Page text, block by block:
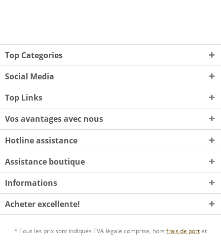
Top Categories
Social Media
Top Links
Vos avantages avec nous
Hotline assistance
Assistance boutique
Informations
Acheter excellente!
* Tous les prix sont indiqués TVA légale comprise, hors frais de portet